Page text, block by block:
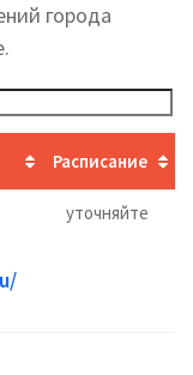
города
Расписание
уточняйте